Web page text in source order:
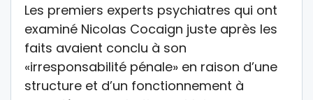
Les premiers experts psychiatres qui ont
examiné Nicolas Cocaign juste après les
faits avaient conclu à son
«irresponsabilité pénale» en raison d’une
structure et d’un fonctionnement à